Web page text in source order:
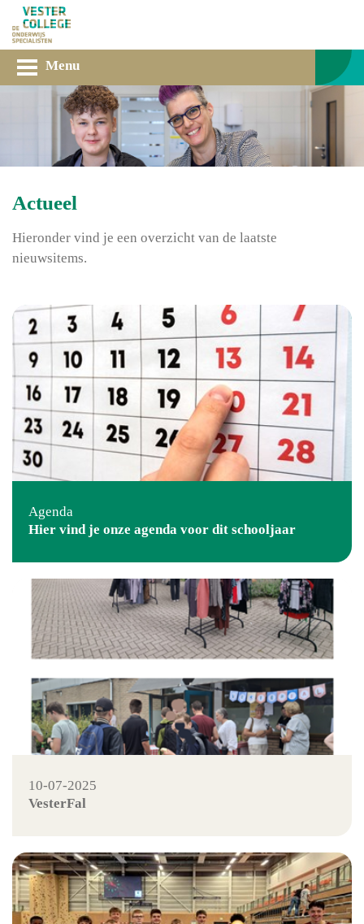
Menu
Actueel
Hieronder vind je een overzicht van de laatste
nieuwsitems.
Agenda
Hier vind je onze agenda voor dit schooljaar
10-07-2025
VesterFal